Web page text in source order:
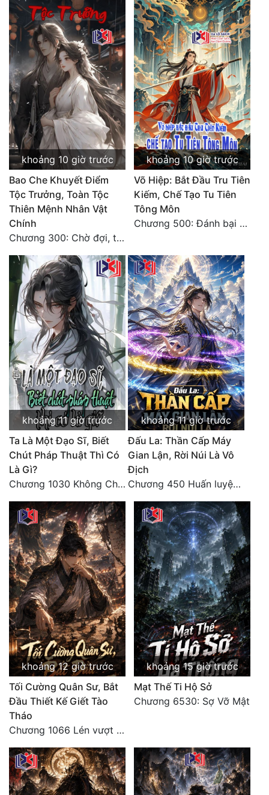
Quân Sự
Sảng Văn
Sắc
Sủng
Thanh Xuân
Tiên Hiệp
Tiểu Thuyết
Trinh Thám
Triều Đấu
Trùng Sinh
Trọng Sinh
Tu Chân
Tu Tiên
Tội Phạm
Vô Địch
Võ Hiệp
Võng Du
Xuyên Không
Xuyên Nhanh
Xuyên Sách
Xuyên Thư
Điền Văn
Đô Thị
Đông Phương
Đông Phương Huyền Huyễn
Đồng Nhân
Cẩu Đạo Trường Sinh
Ngự Thú
Truyện Nam
Truyện Nữ
Vô Địch Lưu
Xây Dựng Thế Lực
khoảng 10 giờ trước
Bao Che Khuyết Điểm
Tộc Trưởng, Toàn Tộc
Thiên Mệnh Nhân Vật
Chính
Chương 300: Chờ đợi, thời khắc truy sát đến gần.
khoảng 10 giờ trước
Võ Hiệp: Bắt Đầu Tru Tiên
Kiếm, Chế Tạo Tu Tiên
Tông Môn
Chương 500: Đánh bại Quái Ngư, tiến nhập Hồng Thụ lâm
khoảng 11 giờ trước
Ta Là Một Đạo Sĩ, Biết
Chút Pháp Thuật Thì Có
Là Gì?
Chương 1030 Không Chi Hoàng Nguyên Đại Hư
khoảng 11 giờ trước
Đấu La: Thần Cấp Máy
Gian Lận, Rời Núi Là Vô
Địch
Chương 450 Huấn luyện thực chiến, Long Linh Cơ đối chiến bốn người Cổ Nguyệt và Vũ Lân!
khoảng 12 giờ trước
Tối Cường Quân Sư, Bắt
Đầu Thiết Kế Giết Tào
Tháo
Chương 1066 Lén vượt Nam Bì, đánh thẳng Nghiệp Thành (2/2)
khoảng 15 giờ trước
Mạt Thế Ti Hộ Sở
Chương 6530: Sợ Vỡ Mật